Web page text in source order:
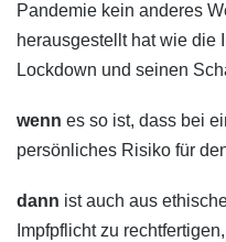
Pandemie kein anderes
herausgestellt hat wie die
Lockdown und seinen
wenn es so ist, dass bei
persönliches Risiko für
dann ist auch aus
Impfpflicht zu